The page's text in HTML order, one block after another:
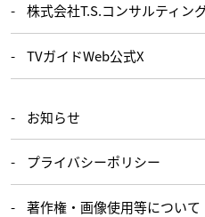
株式会社T.S.コンサルティン
TVガイドWeb公式X
お知らせ
プライバシーポリシー
著作権・画像使用等について